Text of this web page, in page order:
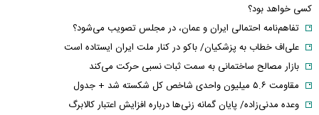
کسی خواهد بود؟
تفاهم‌نامه احتمالی ایران و عمان، در مجلس تصویب می‌شود؟
علی‌اف خطاب به پزشکیان/ باکو در کنار ملت ایران ایستاده است
بازار مصالح ساختمانی به سمت ثبات نسبی حرکت می‌کند
مقاومت ۵.۶ میلیون واحدی شاخص کل شکسته شد + جدول
وعده مدنی‌زاده/ پایان گمانه زنی‌ها درباره افزایش اعتبار کالابرگ